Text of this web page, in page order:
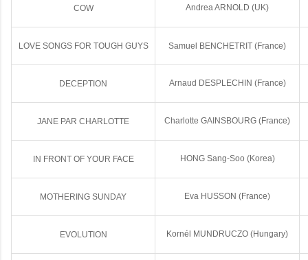
COW Andrea ARNOLD (UK)
LOVE SONGS FOR TOUGH GUYS Samuel BENCHETRIT (France)
DECEPTION Arnaud DESPLECHIN (France)
JANE PAR CHARLOTTE Charlotte GAINSBOURG (France)
IN FRONT OF YOUR FACE HONG Sang-Soo (Korea)
MOTHERING SUNDAY Eva HUSSON (France)
EVOLUTION Kornél MUNDRUCZO (Hungary)